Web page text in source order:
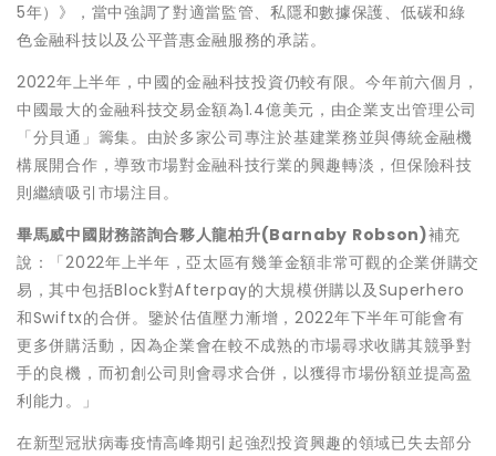
5年）》，當中強調了對適當監管、私隱和數據保護、低碳和綠
色金融科技以及公平普惠金融服務的承諾。
2022年上半年，中國的金融科技投資仍較有限。今年前六個月，
中國最大的金融科技交易金額為1.4億美元，由企業支出管理公司
「分貝通」籌集。由於多家公司專注於基建業務並與傳統金融機
構展開合作，導致市場對金融科技行業的興趣轉淡，但保險科技
則繼續吸引市場注目。
畢馬威中國財務諮詢合夥人龍柏升(Barnaby Robson)補充
說：「2022年上半年，亞太區有幾筆金額非常可觀的企業併購交
易，其中包括Block對Afterpay的大規模併購以及Superhero
和Swiftx的合併。鑒於估值壓力漸增，2022年下半年可能會有
更多併購活動，因為企業會在較不成熟的市場尋求收購其競爭對
手的良機，而初創公司則會尋求合併，以獲得市場份額並提高盈
利能力。」
在新型冠狀病毒疫情高峰期引起強烈投資興趣的領域已失去部分